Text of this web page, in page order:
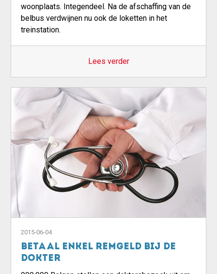
woonplaats. Integendeel. Na de afschaffing van de
belbus verdwijnen nu ook de loketten in het
treinstation.
Lees verder
2015-06-04
Betaal enkel remgeld bij de
dokter